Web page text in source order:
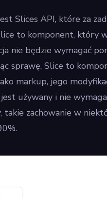
Slices API, które za
to komponent, który
nie będzie wymagać
sprawę, Slice to
markup, jego
używany i nie
takie zachowanie w